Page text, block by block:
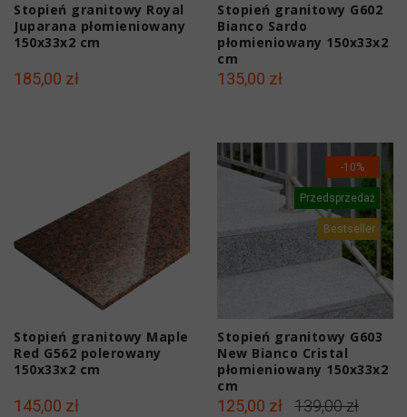
Stopień granitowy Royal
Juparana płomieniowany
150x33x2 cm
185,00 zł
Stopień granitowy G602
Bianco Sardo
płomieniowany 150x33x2
cm
135,00 zł
Stopień granitowy Maple
Red G562 polerowany
150x33x2 cm
145,00 zł
-10%
Przedsprzedaż
Bestseller
Stopień granitowy G603
New Bianco Cristal
płomieniowany 150x33x2
cm
125,00 zł 139,00 zł